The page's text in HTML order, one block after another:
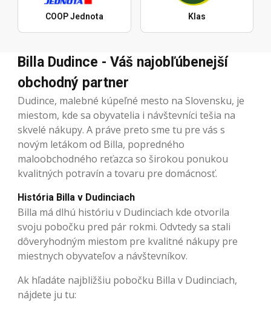
COOP Jednota Klas
Billa Dudince - Váš najobľúbenejší
obchodný partner
Dudince, malebné kúpeľné mesto na Slovensku, je
miestom, kde sa obyvatelia i návštevníci tešia na
skvelé nákupy. A práve preto sme tu pre vás s
novým letákom od Billa, popredného
maloobchodného reťazca so širokou ponukou
kvalitných potravín a tovaru pre domácnosť.
História Billa v Dudinciach
Billa má dlhú históriu v Dudinciach kde otvorila
svoju pobočku pred pár rokmi. Odvtedy sa stali
dôveryhodným miestom pre kvalitné nákupy pre
miestnych obyvateľov a návštevníkov.
Ak hľadáte najbližšiu pobočku Billa v Dudinciach,
nájdete ju tu: